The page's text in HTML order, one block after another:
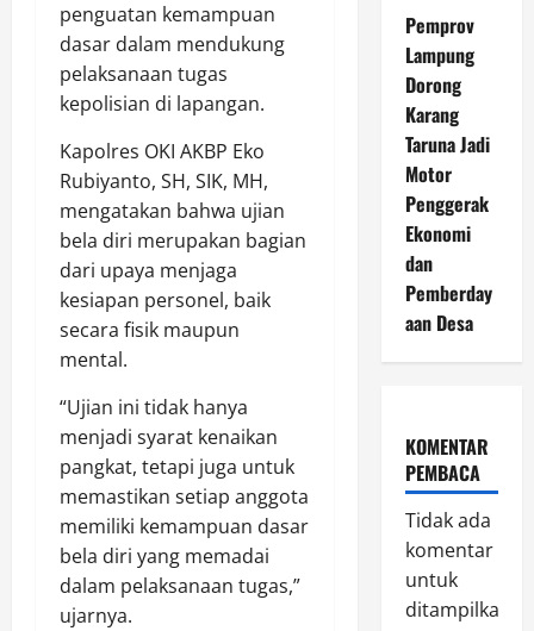
penguatan kemampuan
dasar dalam mendukung
pelaksanaan tugas
kepolisian di lapangan.
Kapolres OKI AKBP Eko
Rubiyanto, SH, SIK, MH,
mengatakan bahwa ujian
bela diri merupakan bagian
dari upaya menjaga
kesiapan personel, baik
secara fisik maupun
mental.
“Ujian ini tidak hanya
menjadi syarat kenaikan
pangkat, tetapi juga untuk
memastikan setiap anggota
memiliki kemampuan dasar
bela diri yang memadai
dalam pelaksanaan tugas,”
ujarnya.
Pemprov
Lampung
Dorong
Karang
Taruna Jadi
Motor
Penggerak
Ekonomi
dan
Pemberday
aan Desa
KOMENTAR
PEMBACA
Tidak ada
komentar
untuk
ditampilkan.